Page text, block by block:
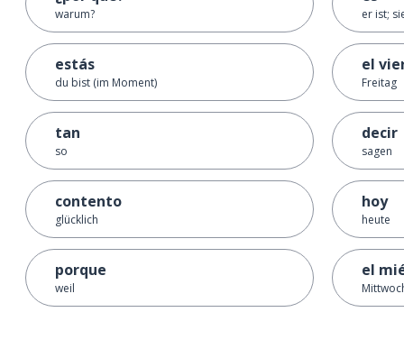
warum?
estás
du bist (im Moment)
tan
so
contento
glücklich
porque
weil
er ist;
el
Freitag
decir
sagen
hoy
heute
el